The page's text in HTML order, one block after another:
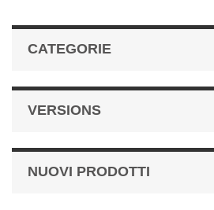
CATEGORIE
VERSIONS
NUOVI PRODOTTI